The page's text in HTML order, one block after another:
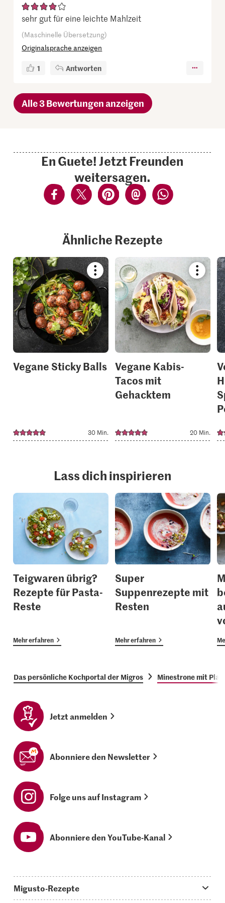
sehr gut für eine leichte Mahlzeit
(Maschinelle Übersetzung)
Originalsprache anzeigen
1 Antworten
Alle 3 Bewertungen anzeigen
En Guete! Jetzt Freunden
weitersagen.
Ähnliche Rezepte
Bookmark
recipe
or
add
it
to
your
collections.
Vegane Sticky Balls
30 Min.
recipe
it
to
your
Vegane Kabis-
Tacos mit
Gehacktem
20 Min.
Lass dich inspirieren
Teigwaren übrig?
Rezepte für Pasta-
Reste
Mehr erfahren
Super
Suppenrezepte mit
Resten
Mehr erfahren
Das persönliche Kochportal der Migros Minestrone mit
Jetzt anmelden
Abonniere den Newsletter
Folge uns auf Instagram
Abonniere den YouTube-Kanal
Migusto-Rezepte